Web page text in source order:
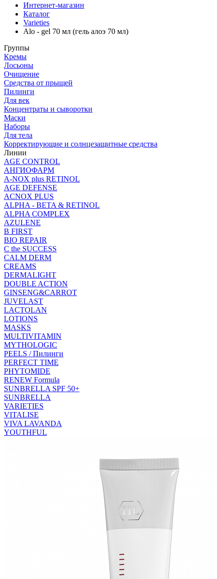
Интернет-магазин
Каталог
Varieties
Alo - gel 70 мл (гель алоэ 70 мл)
Группы
Кремы
Лосьоны
Очищение
Средства от прыщей
Пилинги
Для век
Концентраты и сыворотки
Маски
Наборы
Для тела
Корректирующие и солнцезащитные средства
Линии
AGE CONTROL
АНГИОФАРМ
A-NOX plus RETINOL
AGE DEFENSE
ACNOX PLUS
ALPHA - BETA & RETINOL
ALPHA COMPLEX
AZULENE
B FIRST
BIO REPAIR
C the SUCCESS
CALM DERM
CREAMS
DERMALIGHT
DOUBLE ACTION
GINSENG&CARROT
JUVELAST
LACTOLAN
LOTIONS
MASKS
MULTIVITAMIN
MYTHOLOGIC
PEELS / Пилинги
PERFECT TIME
PHYTOMIDE
RENEW Formula
SUNBRELLA SPF 50+
SUNBRELLA
VARIETIES
VITALISE
VIVA LAVANDA
YOUTHFUL